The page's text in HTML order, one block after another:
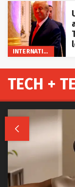
INTERNATIONAL
TECH +
